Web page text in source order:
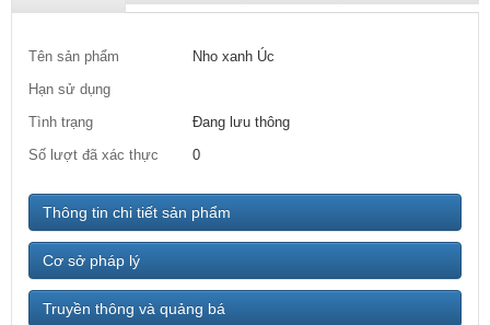
Tên sản phẩm
Nho xanh Úc
Hạn sử dụng
Tình trạng
Đang lưu thông
Số lượt đã xác thực
0
Thông tin chi tiết sản phẩm
Cơ sở pháp lý
Truyền thông và quảng bá